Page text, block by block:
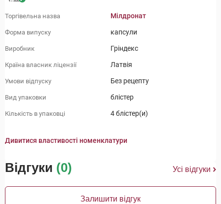
Торгівельна назва Мілдронат
Форма випуску капсули
Виробник Гріндекс
Країна власник ліцензії Латвія
Умови відпуску Без рецепту
Вид упаковки блістер
Кількість в упаковці 4 блістер(и)
Дивитися властивості номенклатури
Відгуки (0) Усі відгуки
Залишити відгук